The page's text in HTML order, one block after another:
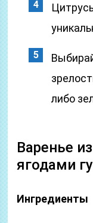
либо
Варенье
ягодами
Ингредиенты